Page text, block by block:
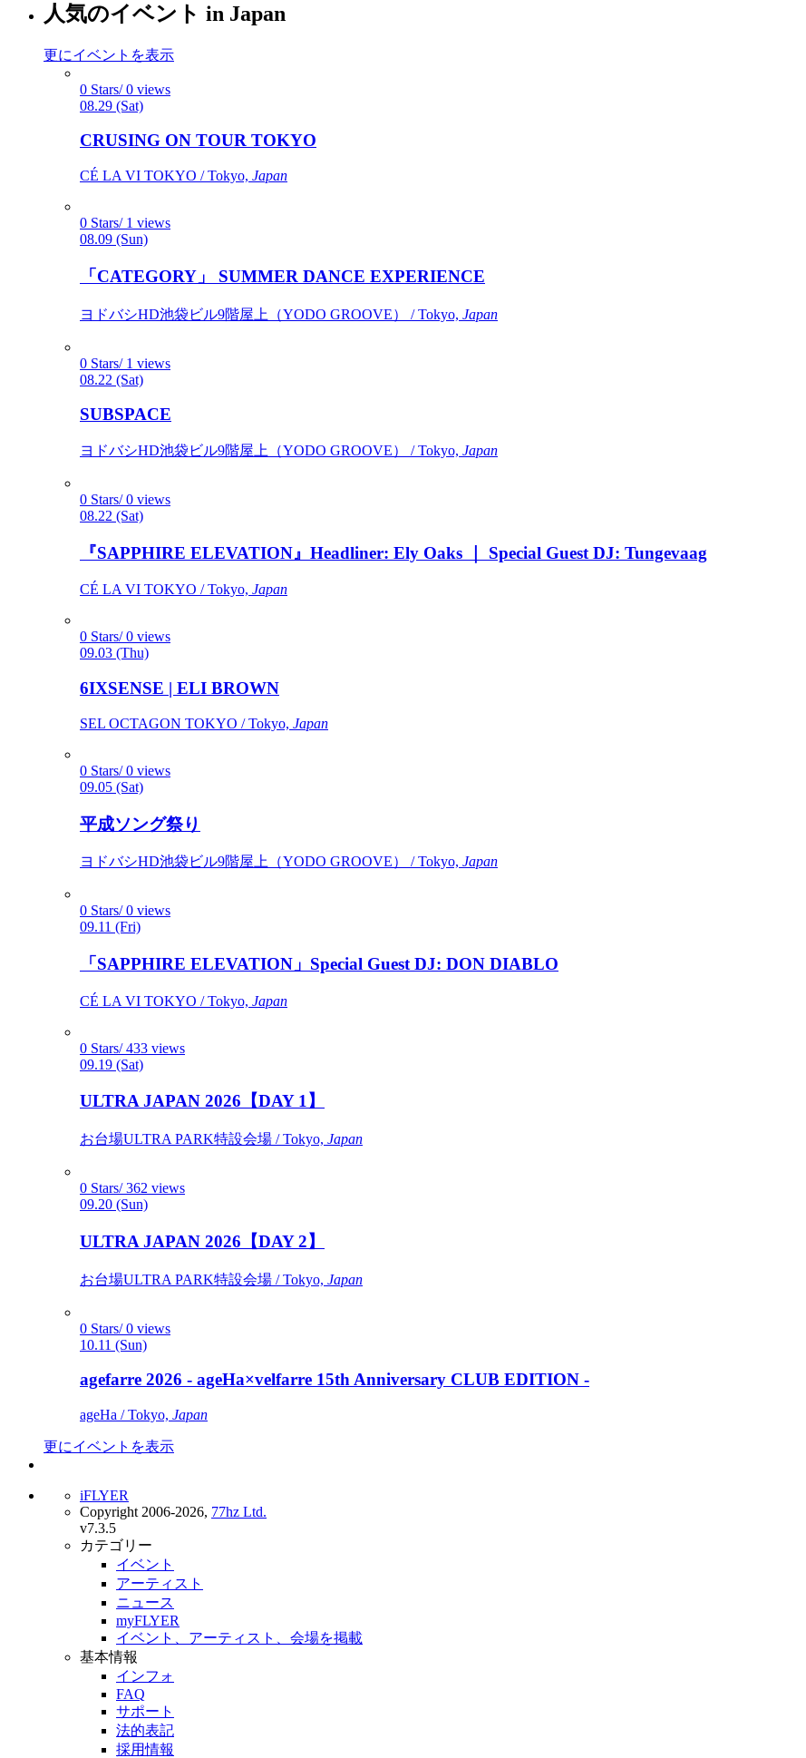
人気のイベント in Japan
更にイベントを表示
0 Stars/ 0 views
08.29 (Sat)
CRUSING ON TOUR TOKYO
CÉ LA VI TOKYO / Tokyo, Japan
0 Stars/ 1 views
08.09 (Sun)
「CATEGORY」 SUMMER DANCE EXPERIENCE
ヨドバシHD池袋ビル9階屋上（YODO GROOVE） / Tokyo, Japan
0 Stars/ 1 views
08.22 (Sat)
SUBSPACE
ヨドバシHD池袋ビル9階屋上（YODO GROOVE） / Tokyo, Japan
0 Stars/ 0 views
08.22 (Sat)
『SAPPHIRE ELEVATION』Headliner: Ely Oaks ｜ Special Guest DJ: Tungevaag
CÉ LA VI TOKYO / Tokyo, Japan
0 Stars/ 0 views
09.03 (Thu)
6IXSENSE | ELI BROWN
SEL OCTAGON TOKYO / Tokyo, Japan
0 Stars/ 0 views
09.05 (Sat)
平成ソング祭り
ヨドバシHD池袋ビル9階屋上（YODO GROOVE） / Tokyo, Japan
0 Stars/ 0 views
09.11 (Fri)
「SAPPHIRE ELEVATION」Special Guest DJ: DON DIABLO
CÉ LA VI TOKYO / Tokyo, Japan
0 Stars/ 433 views
09.19 (Sat)
ULTRA JAPAN 2026【DAY 1】
お台場ULTRA PARK特設会場 / Tokyo, Japan
0 Stars/ 362 views
09.20 (Sun)
ULTRA JAPAN 2026【DAY 2】
お台場ULTRA PARK特設会場 / Tokyo, Japan
0 Stars/ 0 views
10.11 (Sun)
agefarre 2026 - ageHa×velfarre 15th Anniversary CLUB EDITION -
ageHa / Tokyo, Japan
更にイベントを表示
iFLYER
Copyright 2006-2026, 77hz Ltd.
v7.3.5
カテゴリー
イベント
アーティスト
ニュース
myFLYER
イベント、アーティスト、会場を掲載
基本情報
インフォ
FAQ
サポート
法的表記
採用情報